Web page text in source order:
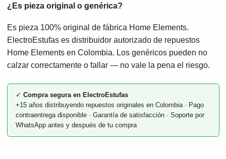
¿Es pieza original o genérica?
Es pieza 100% original de fábrica Home Elements.
ElectroEstufas es distribuidor autorizado de repuestos
Home Elements en Colombia. Los genéricos pueden no
calzar correctamente o fallar — no vale la pena el riesgo.
✓ Compra segura en ElectroEstufas
+15 años distribuyendo repuestos originales en Colombia · Pago
contraentrega disponible · Garantía de satisfacción · Soporte por
WhatsApp antes y después de tu compra